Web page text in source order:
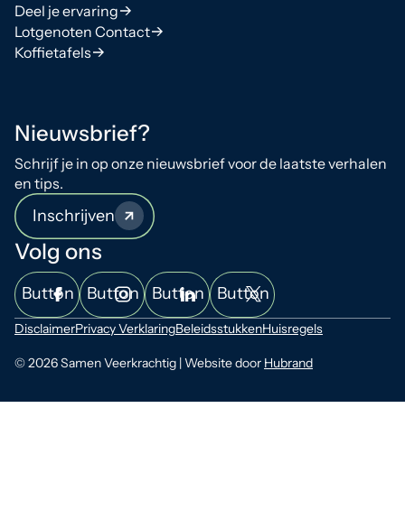
Deel je ervaring
Lotgenoten Contact
Koffietafels
Nieuwsbrief?
Schrijf je in op onze nieuwsbrief voor de laatste verhalen
en tips.
Inschrijven
Volg ons
Button Button Button Button
© 2026 Samen Veerkrachtig | Website door Hubrand
DisclaimerPrivacy VerklaringBeleidsstukkenHuisregels